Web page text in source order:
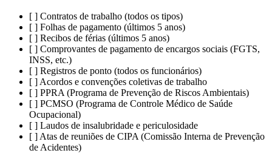
[ ] Contratos de trabalho (todos os tipos)
[ ] Folhas de pagamento (últimos 5 anos)
[ ] Recibos de férias (últimos 5 anos)
[ ] Comprovantes de pagamento de encargos sociais (FGTS,
INSS, etc.)
[ ] Registros de ponto (todos os funcionários)
[ ] Acordos e convenções coletivas de trabalho
[ ] PPRA (Programa de Prevenção de Riscos Ambientais)
[ ] PCMSO (Programa de Controle Médico de Saúde
Ocupacional)
[ ] Laudos de insalubridade e periculosidade
[ ] Atas de reuniões de CIPA (Comissão Interna de Prevenção
de Acidentes)